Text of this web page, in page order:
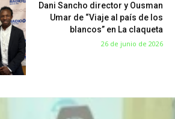
Dani Sancho director y Ousman
Umar de “Viaje al país de los
blancos” en La claqueta
26 de junio de 2026